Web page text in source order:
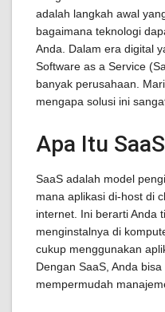
adalah langkah awal
bagaimana teknologi
Anda. Dalam era digital
Software as a Service
banyak perusahaan.
mengapa solusi ini
Apa Itu
SaaS adalah model
mana aplikasi di-host di
internet. Ini berarti Anda
menginstalnya di
cukup menggunakan
Dengan SaaS, Anda
mempermudah